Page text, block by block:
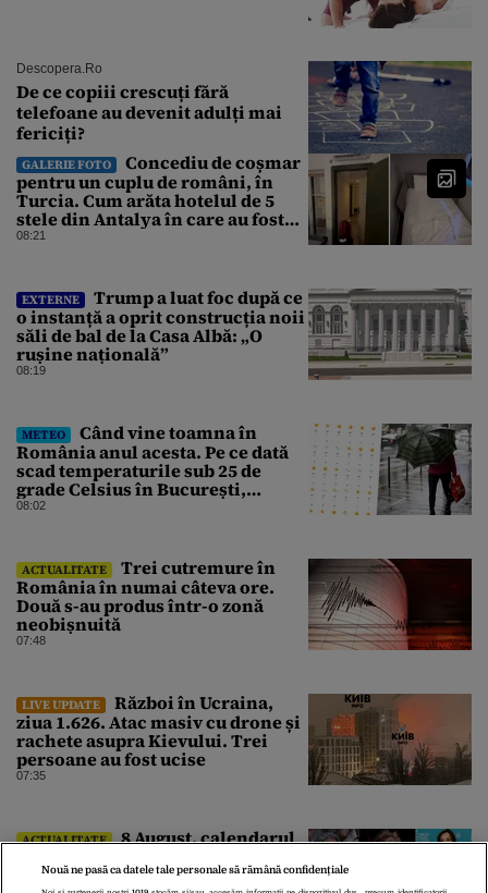
Descopera.ro
De ce copiii crescuți fără
telefoane au devenit adulți mai
fericiți?
GALERIE FOTO
Concediu de coșmar
pentru un cuplu de români, în
Turcia. Cum arăta hotelul de 5
stele din Antalya în care au fost
cazați
08:21
EXTERNE
Trump a luat foc după ce
o instanță a oprit construcția noii
săli de bal de la Casa Albă: „O
rușine națională”
08:19
METEO
Când vine toamna în
România anul acesta. Pe ce dată
scad temperaturile sub 25 de
grade Celsius în București,
potrivit meteorologilor
08:02
ACTUALITATE
Trei cutremure în
România în numai câteva ore.
Două s-au produs într-o zonă
neobișnuită
07:48
LIVE UPDATE
Război în Ucraina,
ziua 1.626. Atac masiv cu drone și
rachete asupra Kievului. Trei
persoane au fost ucise
07:35
ACTUALITATE
8 August, calendarul
89 de ani, Rodica Popescu
Nouă ne pasă ca datele tale personale să rămână confidențiale